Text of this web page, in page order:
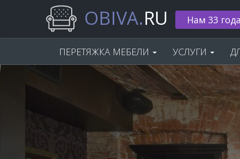
OBIVA.RU 🌟 Скидка
ПЕРЕТЯЖКА МЕБЕЛИ УСЛУГИ